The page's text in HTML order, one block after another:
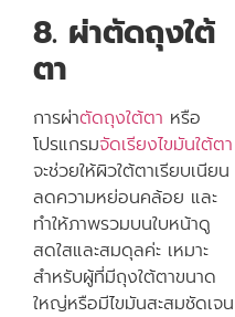
8. ผ่าตัดถุงใต้
ตา
การผ่าตัดถุงใต้ตา หรือ
โปรแกรมจัดเรียงไขมันใต้ตา
จะช่วยให้ผิวใต้ตาเรียบเนียน
ลดความหย่อนคล้อย และ
ทำให้ภาพรวมบนใบหน้าดู
สดใสและสมดุลค่ะ เหมาะ
สำหรับผู้ที่มีถุงใต้ตาขนาด
ใหญ่หรือมีไขมันสะสมชัดเจน